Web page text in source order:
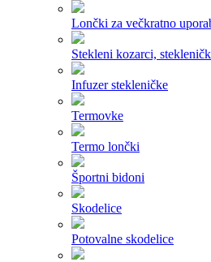
Lončki za večkratno
Stekleni kozarci,
Infuzer stekleničke
Termovke
Termo lončki
Športni bidoni
Skodelice
Potovalne skodelice